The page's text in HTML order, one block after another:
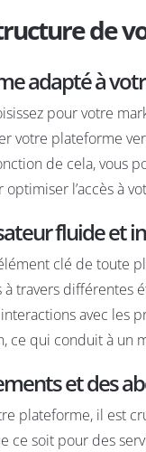
de
adapté à
pour votre
votre plateforme
de cela,
l’accès à
fluide et
clé de toute
travers différentes
avec
ce qui conduit à
et des
plateforme, il est
ce soit pour des